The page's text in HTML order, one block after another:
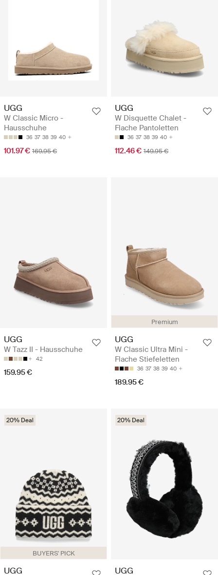
UGG
W Classic Micro -
Hausschuhe
36 37 38 39 40
101.97 € 169.95 €
UGG
W Disquette Chalet -
Flache Pantoletten
36 37 38 39 40
112.46 € 149.95 €
UGG
W Tazz II - Hausschuhe
42
159.95 €
Premium
UGG
W Classic Ultra Mini -
Flache Stiefeletten
36 37 38 39 40
189.95 €
BUYERS' PICK
20% Deal
UGG
20% Deal
UGG